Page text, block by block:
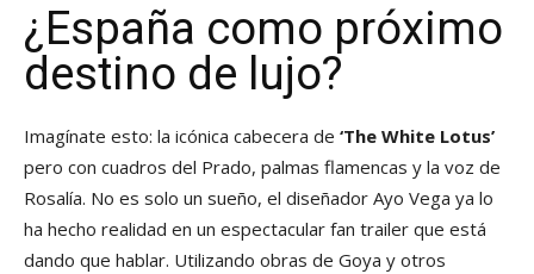
¿España como próximo
destino de lujo?
Imagínate esto: la icónica cabecera de ‘The White Lotus’
pero con cuadros del Prado, palmas flamencas y la voz de
Rosalía. No es solo un sueño, el diseñador Ayo Vega ya lo
ha hecho realidad en un espectacular fan trailer que está
dando que hablar. Utilizando obras de Goya y otros